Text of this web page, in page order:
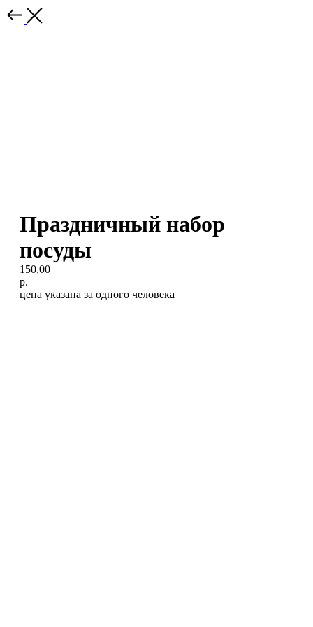
Праздничный набор
посуды
150,00
р.
цена указана за одного человека